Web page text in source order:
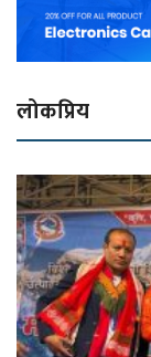
लोकप्रिय